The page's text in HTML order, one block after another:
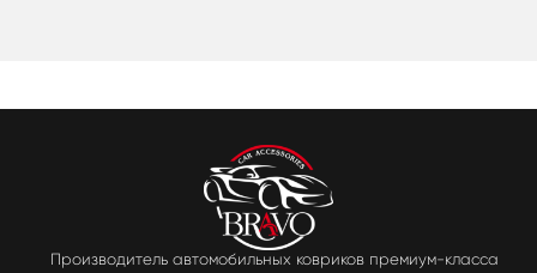
Производитель автомобильных ковриков премиум-класса